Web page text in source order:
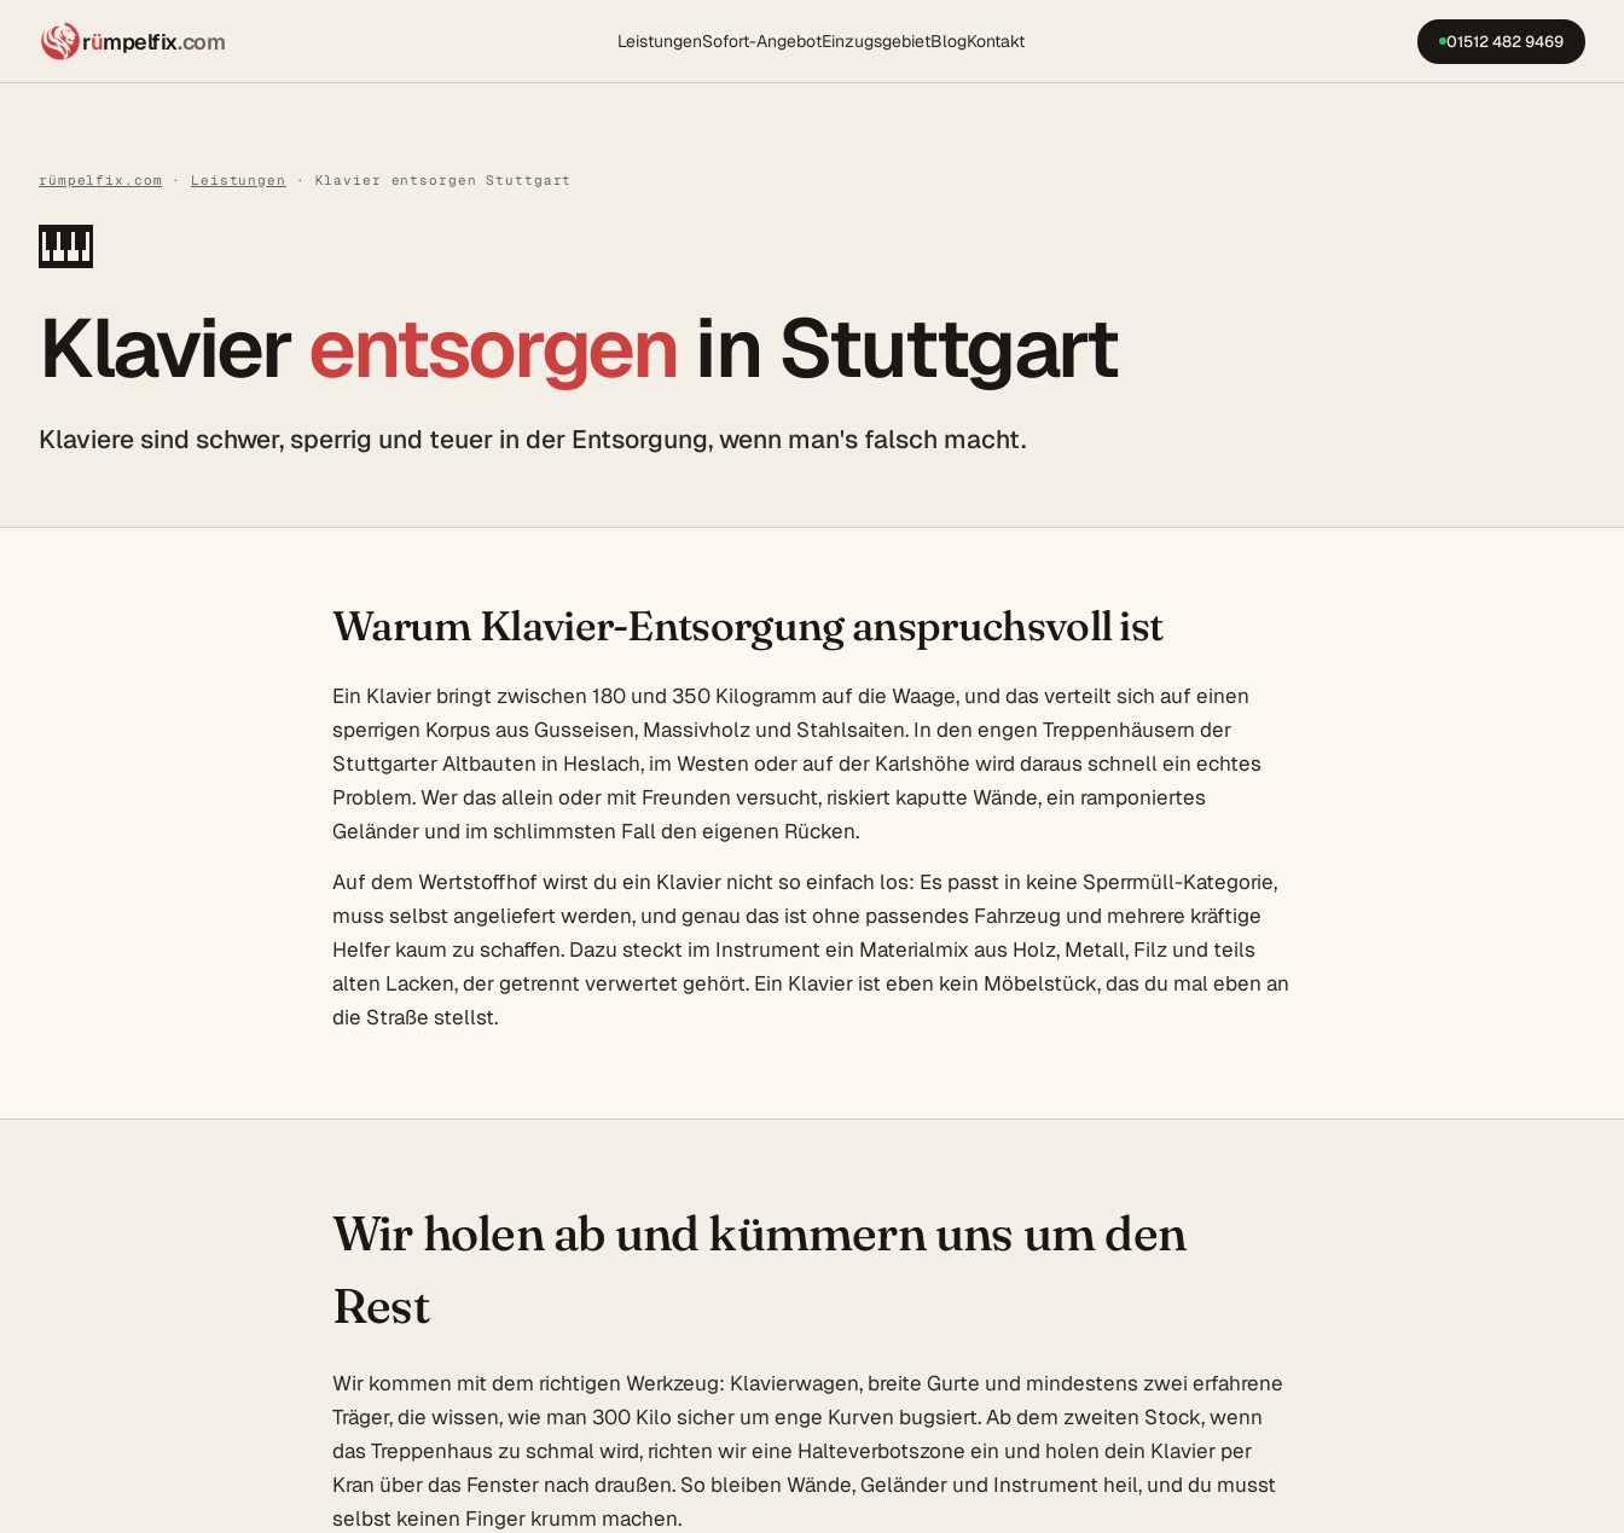
rümpelfix.com LeistungenSofort-AngebotEinzugsgebietBlogKontakt 01512 482 9469
rümpelfix.com · Leistungen · Klavier entsorgen Stuttgart
🎹
Klavierentsorgen in Stuttgart
Klaviere sind schwer, sperrig und teuer in der Entsorgung, wenn man's falsch macht.
Warum Klavier-Entsorgung anspruchsvoll ist
Ein Klavier bringt zwischen 180 und 350 Kilogramm auf die Waage, und das verteilt sich auf einen
sperrigen Korpus aus Gusseisen, Massivholz und Stahlsaiten. In den engen Treppenhäusern der
Stuttgarter Altbauten in Heslach, im Westen oder auf der Karlshöhe wird daraus schnell ein echtes
Problem. Wer das allein oder mit Freunden versucht, riskiert kaputte Wände, ein ramponiertes
Geländer und im schlimmsten Fall den eigenen Rücken.
Auf dem Wertstoffhof wirst du ein Klavier nicht so einfach los: Es passt in keine Sperrmüll-Kategorie,
muss selbst angeliefert werden, und genau das ist ohne passendes Fahrzeug und mehrere kräftige
Helfer kaum zu schaffen. Dazu steckt im Instrument ein Materialmix aus Holz, Metall, Filz und teils
alten Lacken, der getrennt verwertet gehört. Ein Klavier ist eben kein Möbelstück, das du mal eben an
die Straße stellst.
Wir holen ab und kümmern uns um den
Rest
Wir kommen mit dem richtigen Werkzeug: Klavierwagen, breite Gurte und mindestens zwei erfahrene
Träger, die wissen, wie man 300 Kilo sicher um enge Kurven bugsiert. Ab dem zweiten Stock, wenn
das Treppenhaus zu schmal wird, richten wir eine Halteverbotszone ein und holen dein Klavier per
Kran über das Fenster nach draußen. So bleiben Wände, Geländer und Instrument heil, und du musst
selbst keinen Finger krumm machen.